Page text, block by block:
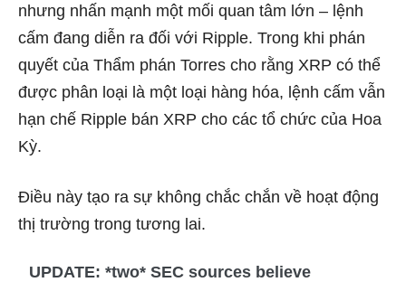
nhưng nhấn mạnh một mối quan tâm lớn – lệnh
cấm đang diễn ra đối với Ripple. Trong khi phán
quyết của Thẩm phán Torres cho rằng XRP có thể
được phân loại là một loại hàng hóa, lệnh cấm vẫn
hạn chế Ripple bán XRP cho các tổ chức của Hoa
Kỳ.
Điều này tạo ra sự không chắc chắn về hoạt động
thị trường trong tương lai.
UPDATE: *two* SEC sources believe